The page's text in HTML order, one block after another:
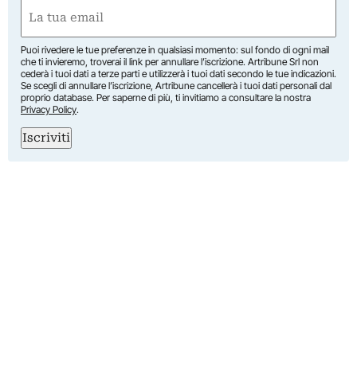
First
(Required)
Puoi rivedere le tue preferenze in qualsiasi momento: sul fondo di ogni mail
che ti invieremo, troverai il link per annullare l’iscrizione. Artribune Srl non
cederà i tuoi dati a terze parti e utilizzerà i tuoi dati secondo le tue indicazioni.
Se scegli di annullare l’iscrizione, Artribune cancellerà i tuoi dati personali dal
proprio database. Per saperne di più, ti invitiamo a consultare la nostra
Privacy Policy.
Iscriviti